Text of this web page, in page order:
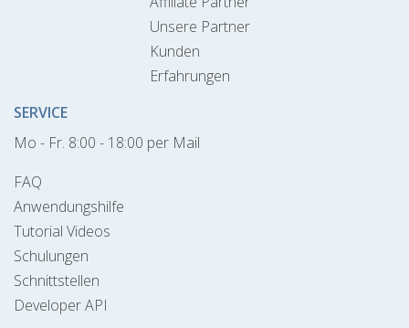
Unsere Partner
Kunden
Erfahrungen
SERVICE
Mo - Fr. 8:00 - 18:00 per Mail
FAQ
Anwendungshilfe
Tutorial Videos
Schulungen
Schnittstellen
Developer API